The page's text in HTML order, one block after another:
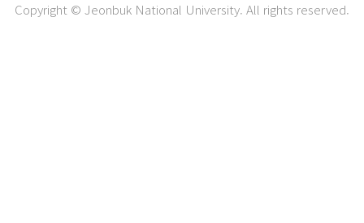
Copyright © Jeonbuk National University. All rights reserved.